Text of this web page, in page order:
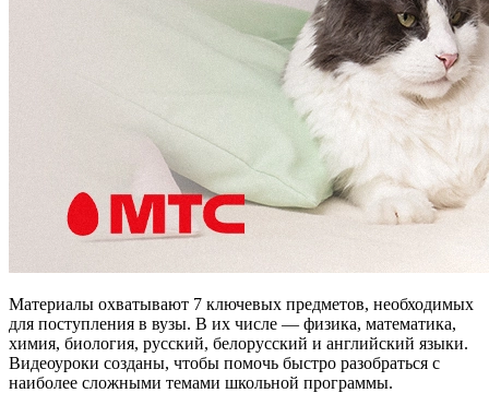
Материалы охватывают 7 ключевых предметов, необходимых
для поступления в вузы. В их числе — физика, математика,
химия, биология, русский, белорусский и английский языки.
Видеоуроки созданы, чтобы помочь быстро разобраться с
наиболее сложными темами школьной программы.